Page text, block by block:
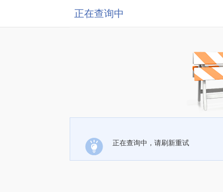
正在查询中
正在查询中，请刷新重试